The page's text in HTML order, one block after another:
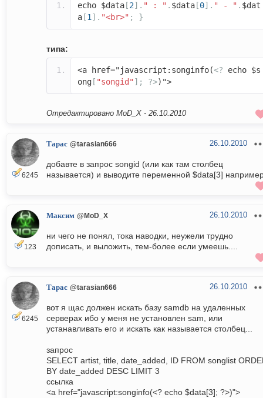
echo $data [2]. " : " . $data [0]. " - " . $dat
a [1 ]. "<br>" ; }
типа:
<a href="javascript:songinfo(<? echo $s
ong [ "songid" ]; ?>)">
Отредактировано MoD_X - 26.10.2010
6245
Тарас @tarasian666 26.10.2010
добавте в запрос songid (или как там столбец
называется) и выводите переменной $data[3]
123
Максим @MoD_X 26.10.2010
ни чего не понял, тока наводки, неужели трудно
дописать, и выложить, тем-более если умеешь....
6245
Тарас @tarasian666 26.10.2010
вот я щас должен искать базу samdb на удаленных
серверах ибо у меня не установлен sam, или
устанавливать его и искать как называется столбец...
запрос
SELECT artist, title, date_added, ID FROM songlist
BY date_added DESC LIMIT 3
ссылка
<a href="javascript:songinfo(<? echo $data[3]; ?>)">